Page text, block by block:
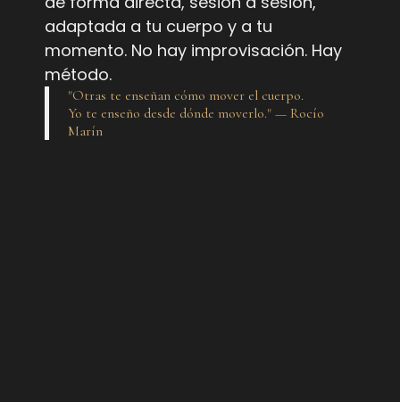
adaptada a tu cuerpo y a tu
momento. No hay improvisación. Hay
método.
"Otras te enseñan cómo mover el cuerpo.
Yo te enseño desde dónde moverlo." — Rocío
Marín